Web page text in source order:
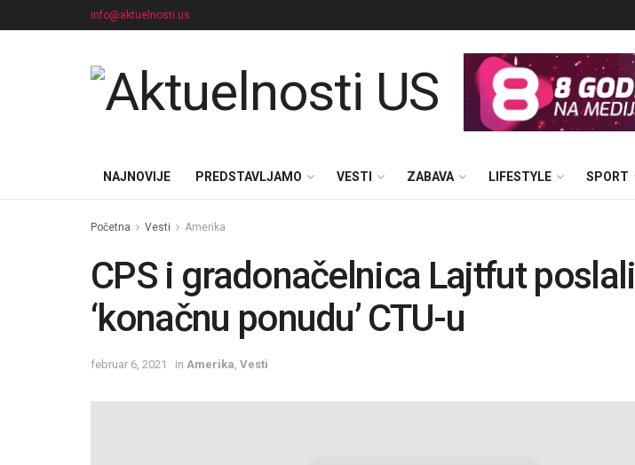
info@aktuelnosti.us
NAJNOVIJE PREDSTAVLJAMO VESTI ZABAVA LIFESTYLE SPORT
Početna Vesti Amerika
CPS i gradonačelnica Lajtfut poslali
‘konačnu ponudu’ CTU-u
februar 6, 2021 in Amerika Vesti